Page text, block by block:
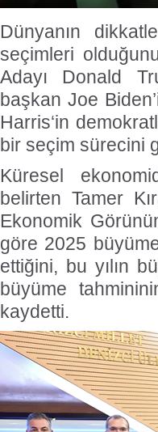
Dünyanın
seçimleri
Adayı Donald
başkan Joe
Harris‘in
bir seçim sürecini
Küresel
belirten Tamer
Ekonomik
göre 2025
ettiğini, bu yılın
büyüme
kaydetti.